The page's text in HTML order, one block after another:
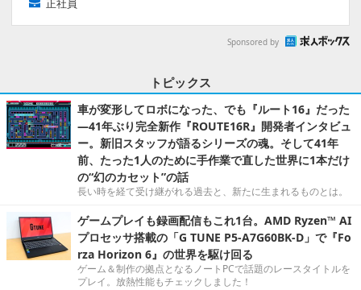
正社員
Sponsored by
トピックス
車が変形してロボになった、でも『ルート16』だった
―41年ぶり完全新作『ROUTE16R』開発者インタビュ
ー。新旧スタッフが語るシリーズの魂。そして41年
前、たった1人のために手作業で直した世界に1本だけ
の“幻のカセット”の話
長い時を経て受け継がれる過去と、新たに生まれるものとは。
ゲームプレイも録画配信もこれ1台。AMD Ryzen™ AI
プロセッサ搭載の「G TUNE P5-A7G60BK-D」で『Fo
rza Horizon 6』の世界を駆け回る
ゲーム＆制作の拠点となるノートPCで話題のレースタイトルを
プレイ。放熱性能もチェックしました！